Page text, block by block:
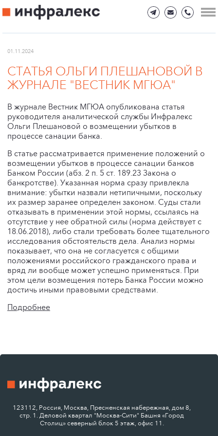
01.11.2024
СТАТЬЯ ОЛЬГИ ПЛЕШАНОВОЙ В
ЖУРНАЛЕ "ВЕСТНИК МГЮА"
В журнале Вестник МГЮА опубликована статья
руководителя аналитической службы Инфралекс
Ольги Плешановой о возмещении убытков в
процессе санации банка.
В статье рассматривается применение положений о
возмещении убытков в процессе санации банков
Банком России (абз. 2 п. 5 ст. 189.23 Закона о
банкротстве). Указанная норма сразу привлекла
внимание: убытки назвали нетипичными, поскольку
их размер заранее определен законом. Суды стали
отказывать в применении этой нормы, ссылаясь на
отсутствие у нее обратной силы (норма действует с
18.06.2018), либо стали требовать более тщательного
исследования обстоятельств дела. Анализ нормы
показывает, что она не согласуется с общими
положениями российского гражданского права и
вряд ли вообще может успешно применяться. При
этом цели возмещения потерь Банка России можно
достичь иными правовыми средствами.
Подробнее
123112, Россия, Москва, Пресненская набережная, дом 8,
стр. 1. Деловой квартал "Москва-Сити" Башня «Город
Столиц» северный блок 5 этаж, офис 11.